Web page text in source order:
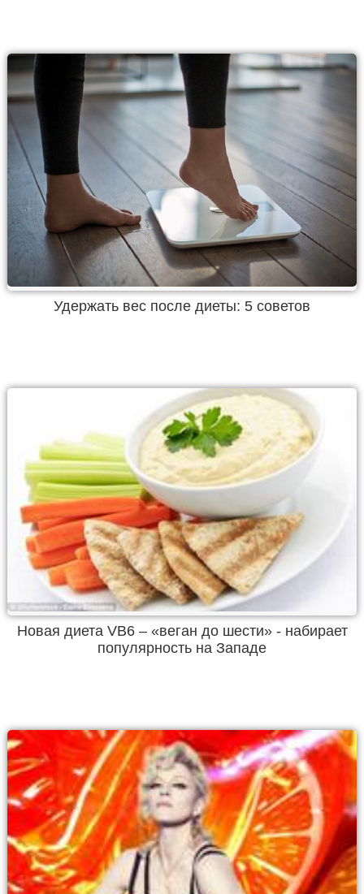
Удержать вес после диеты: 5 советов
Новая диета VB6 – «веган до шести» - набирает
популярность на Западе